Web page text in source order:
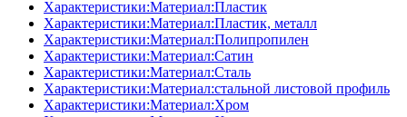
Характеристики:Материал:Пластик
Характеристики:Материал:Пластик, металл
Характеристики:Материал:Полипропилен
Характеристики:Материал:Сатин
Характеристики:Материал:Сталь
Характеристики:Материал:стальной листовой профиль
Характеристики:Материал:Хром